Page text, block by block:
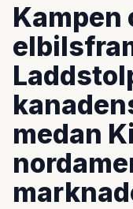
Kampen
medan